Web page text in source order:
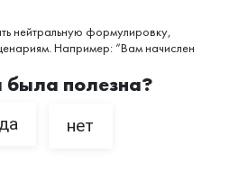
нейтральную формулировку,
Например: “Вам начислен
была полезна?
да нет